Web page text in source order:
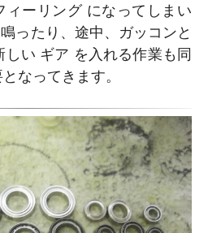
ィーリング になってしまい
ったり、途中、ガッコンと
い ギア を入れる作業も同
なってきます。